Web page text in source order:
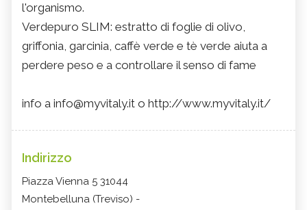
l'organismo.
Verdepuro SLIM: estratto di foglie di olivo,
griffonia, garcinia, caffè verde e tè verde aiuta a
perdere peso e a controllare il senso di fame
info a info@myvitaly.it o http://www.myvitaly.it/
Indirizzo
Piazza Vienna 5 31044
Montebelluna (Treviso) -